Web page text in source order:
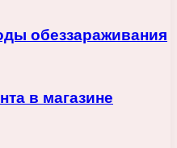
обеззараживания
в магазине